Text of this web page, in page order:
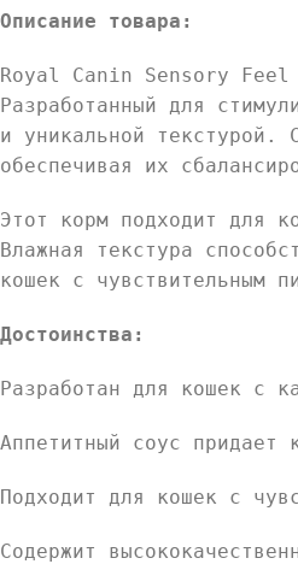
Описание товара:
Royal Canin Sensory Feel
Разработанный для
и уникальной текстурой.
обеспечивая их
Этот корм подходит для
Влажная текстура
кошек с чувствительным
Достоинства:
Разработан для кошек с
Аппетитный соус придает
Подходит для кошек с
Содержит